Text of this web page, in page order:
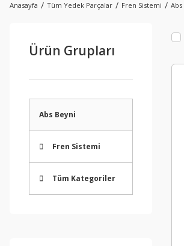
Anasayfa Tüm Yedek Parçalar Fren Sistemi
Ürün Grupları
Abs Beyni
Fren Sistemi
Tüm Kategoriler